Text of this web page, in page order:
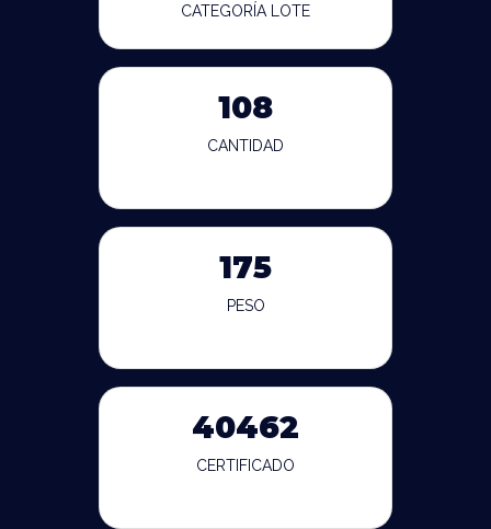
CATEGORÍA LOTE
108
CANTIDAD
175
PESO
40462
CERTIFICADO